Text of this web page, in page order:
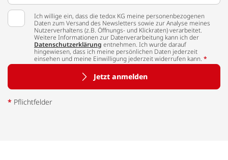
Ich willige ein, dass die tedox KG meine personenbezogenen
Daten zum Versand des Newsletters sowie zur Analyse meines
Nutzerverhaltens (z.B. Öffnungs- und Klickraten) verarbeitet.
Weitere Informationen zur Datenverarbeitung kann ich der
Datenschutzerklärung entnehmen. Ich wurde darauf
hingewiesen, dass ich meine persönlichen Daten jederzeit
einsehen und meine Einwilligung jederzeit widerrufen kann. *
Jetzt anmelden
* Pflichtfelder